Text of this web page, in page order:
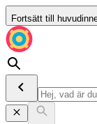
Fortsätt till